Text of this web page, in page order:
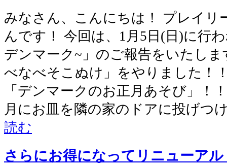
みなさん、こんにちは！ プレイリ
んです！ 今回は、1月5日(日)に行
デンマーク~」のご報告をいたし
べなべそこぬけ」をやりました！
「デンマークのお正月あそび」！
月にお皿を隣の家のドアに投げつ
読む
さらにお得になってリニューア